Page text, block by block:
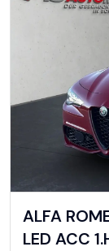
ALFA
LED ACC